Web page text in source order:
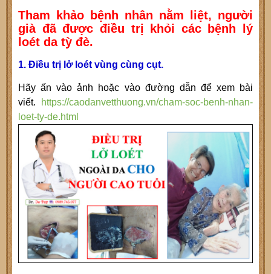
Tham khảo bệnh nhân nằm liệt, người
già đã được điều trị khỏi các bệnh lý
loét da tỳ đè.
1. Điều trị lở loét vùng cùng cụt.
Hãy ấn vào ảnh hoặc vào đường dẫn để xem bài
viết.
https://caodanvetthuong.vn/cham-soc-benh-nhan-
loet-ty-de.html